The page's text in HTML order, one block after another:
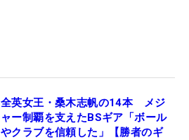
全英女王・桑木志帆の14本 メジ
ャー制覇を支えたBSギア「ボール
やクラブを信頼した」【勝者のギ